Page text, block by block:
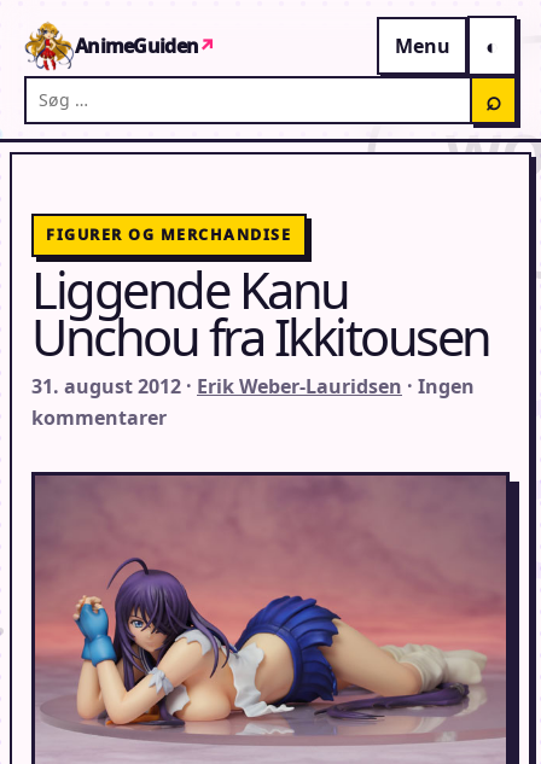
AnimeGuiden↗
Menu
Søg på AnimeGuiden
⌕
FIGURER OG MERCHANDISE
Liggende Kanu
Unchou fra Ikkitousen
31. august 2012 · Erik Weber-Lauridsen · Ingen
kommentarer